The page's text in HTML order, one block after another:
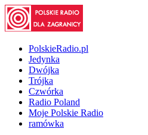
PolskieRadio.pl
Jedynka
Dwójka
Trójka
Czwórka
Radio Poland
Moje Polskie Radio
ramówka